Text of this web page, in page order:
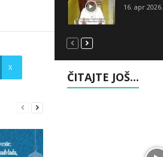
X
16. apr 2026.
ČITAJTE JOŠ...